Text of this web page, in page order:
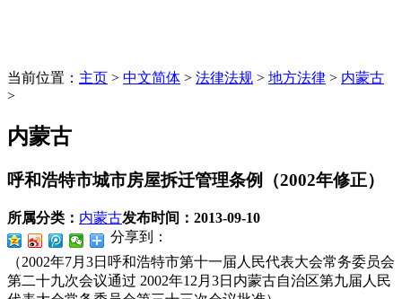
当前位置： 主页 > 中文简体 > 法律法规 > 地方法律 > 内蒙古
>
内蒙古
呼和浩特市城市房屋拆迁管理条例（2002年修正）
所属分类： 内蒙古发布时间： 2013-09-10
分享到：
（2002年7月3日呼和浩特市第十一届人民代表大会常务委员会
第二十九次会议通过 2002年12月3日内蒙古自治区第九届人民